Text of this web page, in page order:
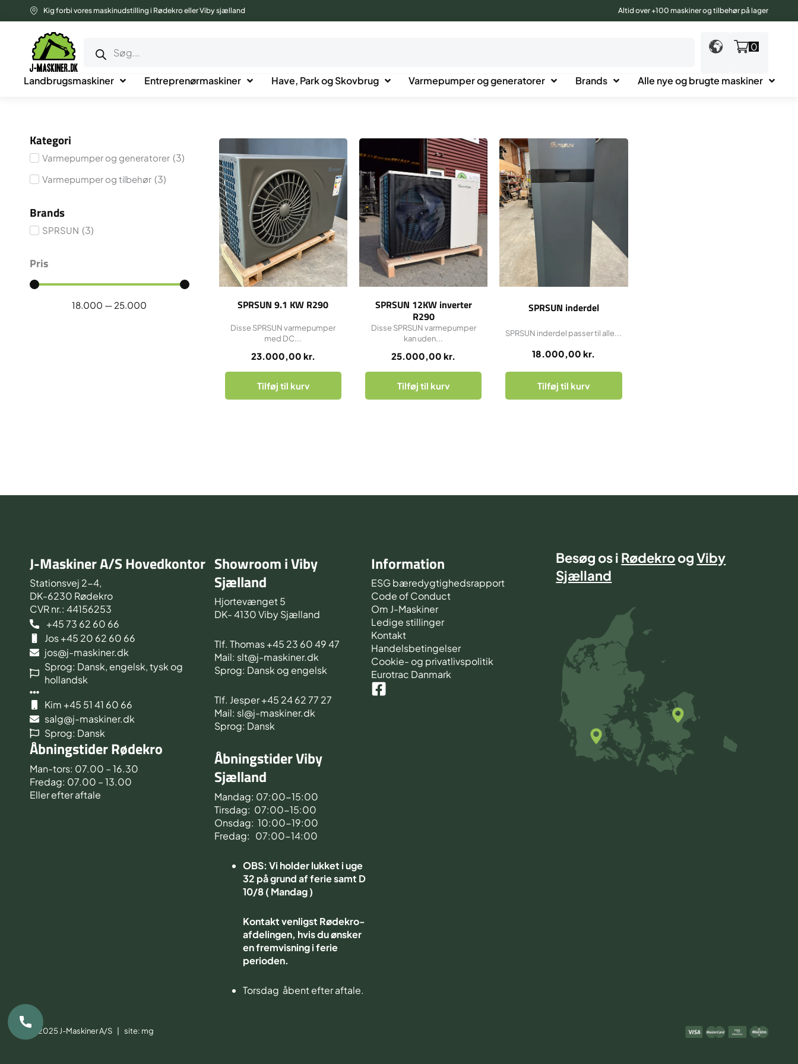
til
indholdet
Kig forbi vores maskinudstilling i Rødekro eller Viby sjælland Altid over +100 maskiner og tilbehør på lager
0
Landbrugsmaskiner Entreprenørmaskiner Have, Park og Skovbrug Varmepumper og generatorer Brands Alle nye og brugte maskiner
Kategori
Varmepumper og generatorer (3)
Varmepumper og tilbehør (3)
Brands
SPRSUN (3)
Pris
18.000 — 25.000 SPRSUN 9.1 KW R290
23.000,00 kr.
Disse SPRSUN varmepumper
med DC...
Tilføj til kurv
SPRSUN 12KW inverter
R290
25.000,00kr.
Disse SPRSUN varmepumper
kan uden...
Tilføj til kurv
SPRSUN inderdel
18.000,00kr.
SPRSUN inderdel passer til alle...
Tilføj til kurv
J-Maskiner A/S Hovedkontor
Stationsvej 2-4,
DK-6230 Rødekro
CVR nr.: 44156253
+45 73 62 60 66
Jos +45 20 62 60 66
jos@j-maskiner.dk
Sprog: Dansk, engelsk, tysk og
hollandsk
Kim +45 51 41 60 66
salg@j-maskiner.dk
Sprog: Dansk
Åbningstider Rødekro
Man-tors: 07.00 – 16.30
Fredag: 07.00 – 13.00
Eller efter aftale
Showroom i Viby
Sjælland
Hjortevænget 5
DK- 4130 Viby Sjælland
Tlf. Thomas +45 23 60 49 47
Mail: slt@j-maskiner.dk
Sprog: Dansk og engelsk
Tlf. Jesper +45 24 62 77 27
Mail: sl@j-maskiner.dk
Sprog: Dansk
Åbningstider Viby
Sjælland
Mandag: 07:00-15:00
Tirsdag: 07:00-15:00
Onsdag: 10:00-19:00
Fredag: 07:00-14:00
OBS: Vi holder lukket i uge
32 på grund af ferie samt D
10/8 ( Mandag )
Kontakt venligst Rødekro-
afdelingen, hvis du ønsker
en fremvisning i ferie
perioden.
Torsdag åbent efter aftale.
Information
ESG bæredygtighedsrapport
Code of Conduct
Om J-Maskiner
Ledige stillinger
Kontakt
Handelsbetingelser
Cookie- og privatlivspolitik
Eurotrac Danmark
Besøg os i RødekroogViby
Sjælland
© 2025 J-Maskiner A/S | site: mg